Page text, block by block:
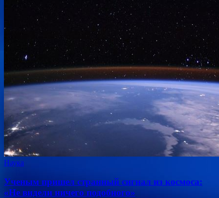
Наука
Ученым пришел странный сигнал из космоса:
«Не видели ничего подобного»